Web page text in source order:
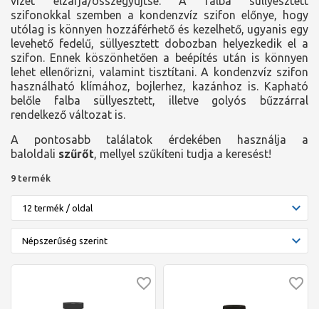
szifonokkal szemben a kondenzvíz szifon előnye, hogy
utólag is könnyen hozzáférhető és kezelhető, ugyanis egy
levehető fedelű, süllyesztett dobozban helyezkedik el a
szifon. Ennek köszönhetően a beépítés után is könnyen
lehet ellenőrizni, valamint tisztítani. A kondenzvíz szifon
használható klímához, bojlerhez, kazánhoz is. Kapható
belőle falba süllyesztett, illetve golyós bűzzárral
rendelkező változat is.
A pontosabb találatok érdekében használja a
baloldali szűrőt, mellyel szűkíteni tudja a keresést!
9 termék